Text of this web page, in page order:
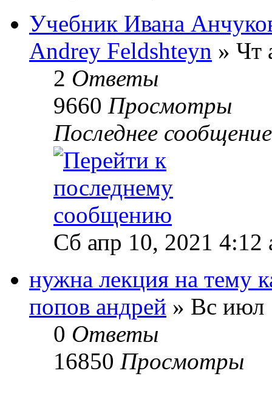
Учебник Ивана
Andrey Feldshteyn » Чт
2 Ответы
9660 Просмотры
Последнее
Сб апр 10, 2021 4:12
нужна лекция на тему
попов андрей » Вс июл
0 Ответы
16850 Просмотры